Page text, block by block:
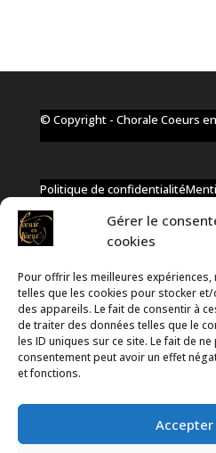
Gérer le
cookies
Pour offrir les meilleures
telles que les cookies pour stocker
des appareils. Le fait de consentir à
de traiter des données telles que le
les ID uniques sur ce site. Le fait de
consentement peut avoir un effet
et fonctions.
© Copyright - Chorale Coeurs
Politique de confidentialité
✆ +32 477 91 58 46
✉ infos@coeurs-en-choeur.be
Toute proposition de